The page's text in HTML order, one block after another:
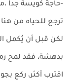
-حاجة كويسة جدا
ترجع للحياه من
لكن قبل أن يُكمل
بدهشة، فقد لمح
اقترب أكثر، ركع